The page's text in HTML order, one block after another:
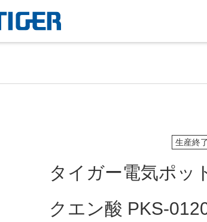
生産終
タイガー電気ポ
クエン酸 PKS-